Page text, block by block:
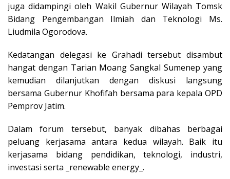
juga didampingi oleh Wakil Gubernur Wilayah Tomsk
Bidang Pengembangan Ilmiah dan Teknologi Ms.
Liudmila Ogorodova.
Kedatangan delegasi ke Grahadi tersebut disambut
hangat dengan Tarian Moang Sangkal Sumenep yang
kemudian dilanjutkan dengan diskusi langsung
bersama Gubernur Khofifah bersama para kepala OPD
Pemprov Jatim.
Dalam forum tersebut, banyak dibahas berbagai
peluang kerjasama antara kedua wilayah. Baik itu
kerjasama bidang pendidikan, teknologi, industri,
investasi serta _renewable energy_.